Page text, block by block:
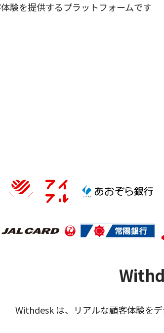
験を提供するプラットフォームです
Withdesk は、リアルな顧客体験を